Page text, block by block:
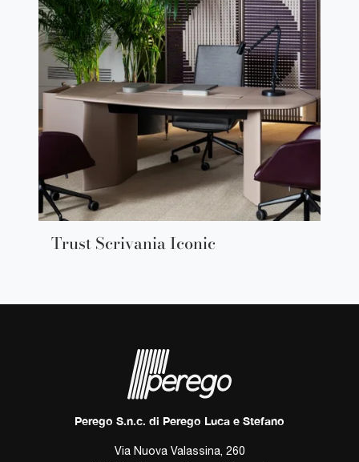
Trust Scrivania Iconic
Perego S.n.c. di Perego Luca e Stefano
Via Nuova Valassina, 260